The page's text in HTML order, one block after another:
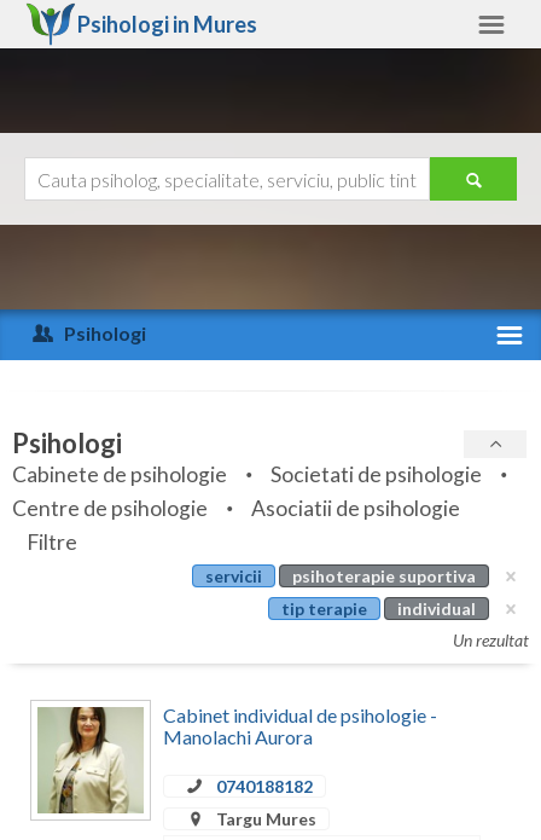
Psihologi in Mures
Arad
Arges
Bihor
Bistrita-Nasaud
Botosani
Bucuresti
Buzau
Calarasi
Ajutor
Psihologi
Specialitati
Servicii
Articole
Psihologi
Cabinete de psihologie
Societati de psihologie
Centre de psihologie
Asociatii de psihologie
Filtre
servicii
psihoterapie suportiva
tip terapie
individual
Un rezultat
Cabinet individual de psihologie -
Manolachi Aurora
0740188182
Targu Mures